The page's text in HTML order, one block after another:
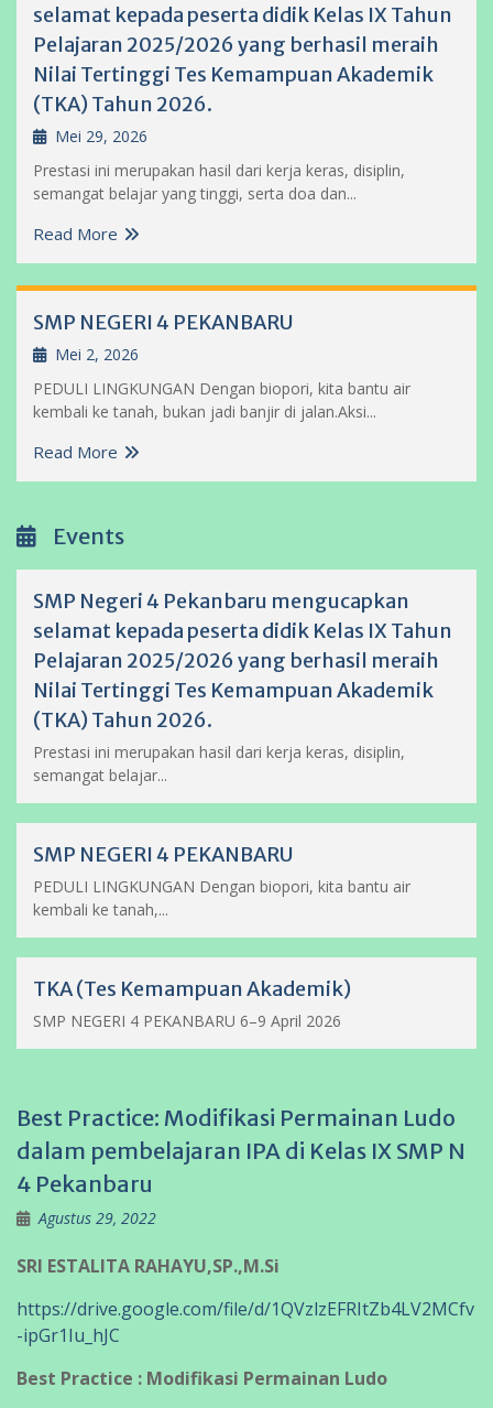
selamat kepada peserta didik Kelas IX Tahun
Pelajaran 2025/2026 yang berhasil meraih
Nilai Tertinggi Tes Kemampuan Akademik
(TKA) Tahun 2026.
Mei 29, 2026
Prestasi ini merupakan hasil dari kerja keras, disiplin,
semangat belajar yang tinggi, serta doa dan...
Read More
SMP NEGERI 4 PEKANBARU
Mei 2, 2026
PEDULI LINGKUNGAN Dengan biopori, kita bantu air
kembali ke tanah, bukan jadi banjir di jalan.Aksi...
Read More
Events
SMP Negeri 4 Pekanbaru mengucapkan
selamat kepada peserta didik Kelas IX Tahun
Pelajaran 2025/2026 yang berhasil meraih
Nilai Tertinggi Tes Kemampuan Akademik
(TKA) Tahun 2026.
Prestasi ini merupakan hasil dari kerja keras, disiplin,
semangat belajar...
SMP NEGERI 4 PEKANBARU
PEDULI LINGKUNGAN Dengan biopori, kita bantu air
kembali ke tanah,...
TKA (Tes Kemampuan Akademik)
SMP NEGERI 4 PEKANBARU 6–9 April 2026
Best Practice: Modifikasi Permainan Ludo
dalam pembelajaran IPA di Kelas IX SMP N
4 Pekanbaru
Agustus 29, 2022
SRI ESTALITA RAHAYU,SP.,M.Si
https://drive.google.com/file/d/1QVzlzEFRItZb4LV2MCfv
-ipGr1Iu_hJC
Best Practice : Modifikasi Permainan Ludo